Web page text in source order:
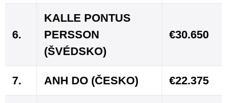
6.
KALLE PONTUS
PERSSON
(ŠVÉDSKO)
€30.650
7. ANH DO (ČESKO) €22.375